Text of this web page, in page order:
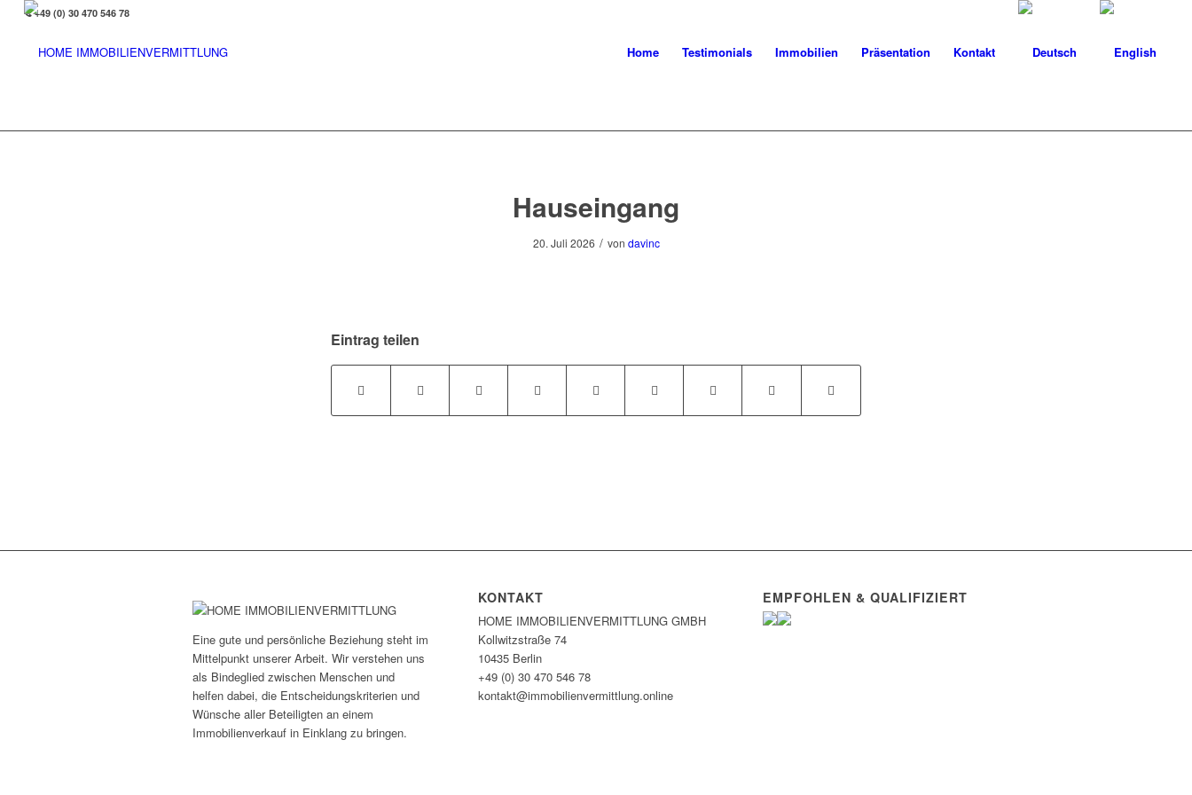
Home Testimonials Immobilien Präsentation Kontakt
+49 (0) 30 470 546 78
Hauseingang
20. Juli 2026 / von davinc
Eintrag teilen
Eine gute und persönliche Beziehung steht im
Mittelpunkt unserer Arbeit. Wir verstehen uns
als Bindeglied zwischen Menschen und
helfen dabei, die Entscheidungskriterien und
Wünsche aller Beteiligten an einem
Immobilienverkauf in Einklang zu bringen.
KONTAKT
HOME IMMOBILIEN­VERMITTLUNG GMBH
Kollwitzstraße 74
10435 Berlin
+49 (0) 30 470 546 78
kontakt@immobilien­vermittlung.online
EMPFOHLEN & QUALIFIZIERT